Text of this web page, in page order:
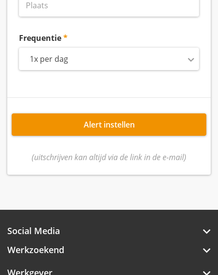
Frequentie
1x per dag
Alert instellen
(uitschrijven kan altijd via de link in de e-mail)
Social Media
Werkzoekend